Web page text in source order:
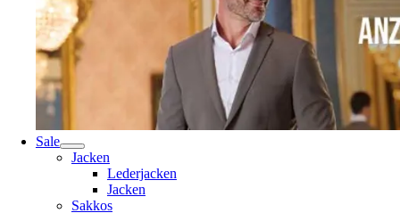
Sale
Jacken
Lederjacken
Jacken
Sakkos